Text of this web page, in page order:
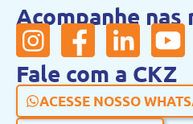
Acompanhe nas
Fale com a CKZ
ACESSE NOSSO